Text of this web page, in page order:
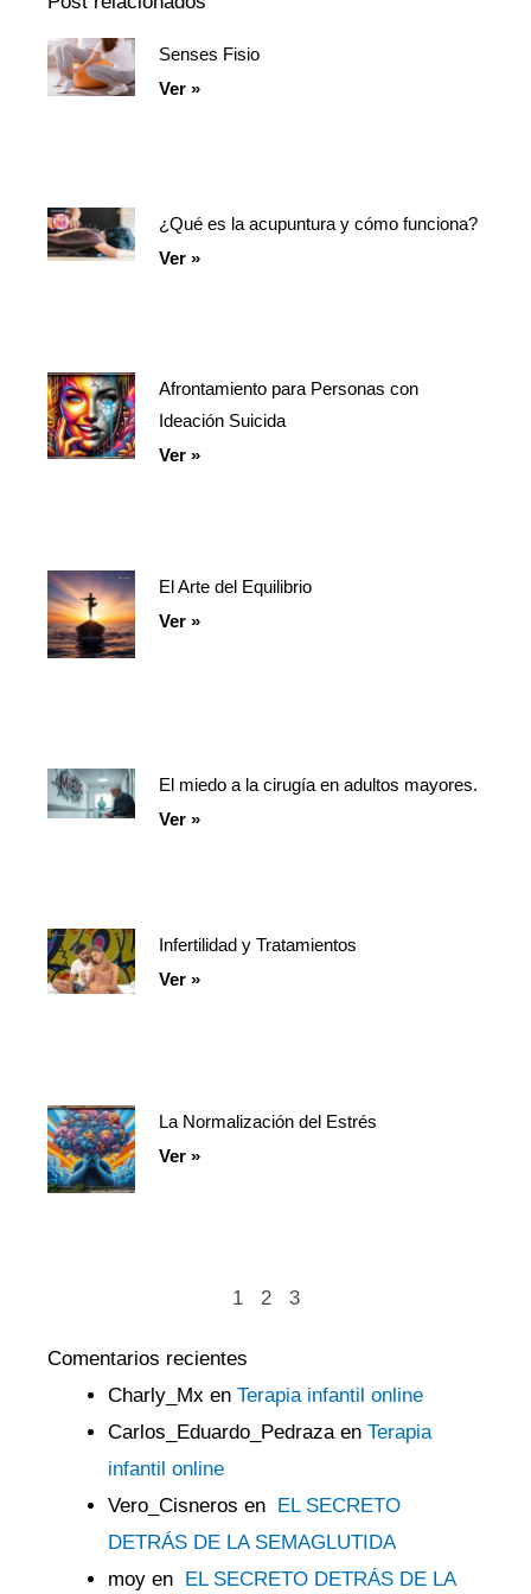
Senses Fisio
Ver »
¿Qué es la acupuntura y cómo funciona?
Ver »
Afrontamiento para Personas con
Ideación Suicida
Ver »
El Arte del Equilibrio
Ver »
El miedo a la cirugía en adultos mayores.
Ver »
Infertilidad y Tratamientos
Ver »
La Normalización del Estrés
Ver »
Página
1
Página
2 3
Comentarios recientes
Charly_Mx en Terapia infantil online
Carlos_Eduardo_Pedrazaen Terapia
infantil online
Vero_Cisneros en EL SECRETO
DETRÁS DE LA SEMAGLUTIDA
moy en EL SECRETO DETRÁS DE LA